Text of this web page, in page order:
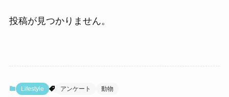
投稿が見つかりません。
Lifestyle アンケート 動物